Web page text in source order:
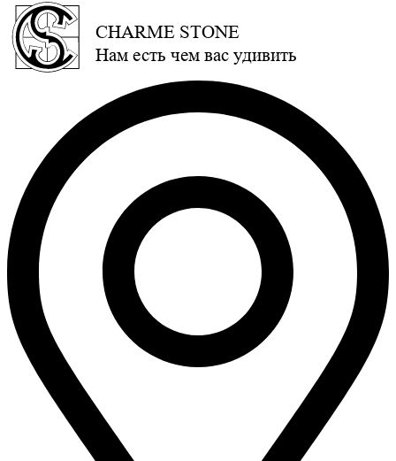
CHARME STONE
Нам есть чем вас удивить